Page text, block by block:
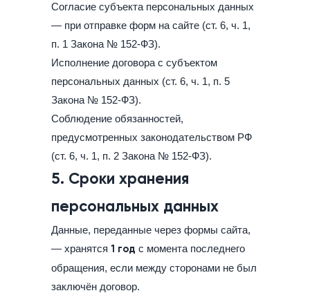
Согласие субъекта персональных данных
— при отправке форм на сайте (ст. 6, ч. 1,
п. 1 Закона № 152-ФЗ).
Исполнение договора с субъектом
персональных данных (ст. 6, ч. 1, п. 5
Закона № 152-ФЗ).
Соблюдение обязанностей,
предусмотренных законодательством РФ
(ст. 6, ч. 1, п. 2 Закона № 152-ФЗ).
5. Сроки хранения
персональных данных
Данные, переданные через формы сайта,
— хранятся 1 год с момента последнего
обращения, если между сторонами не был
заключён договор.